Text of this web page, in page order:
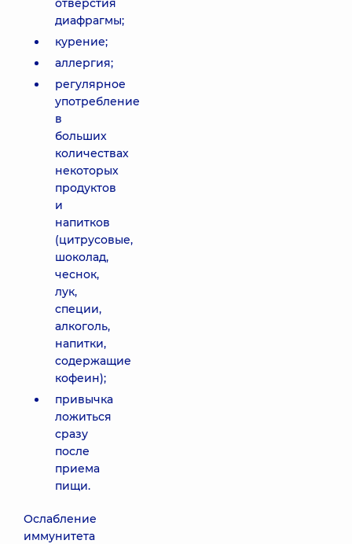
отверстия
диафрагмы;
курение;
аллергия;
регулярное
употребление
в
больших
количествах
некоторых
продуктов
и
напитков
(цитрусовые,
шоколад,
чеснок,
лук,
специи,
алкоголь,
напитки,
содержащие
кофеин);
привычка
ложиться
сразу
после
приема
пищи.
Ослабление
иммунитета